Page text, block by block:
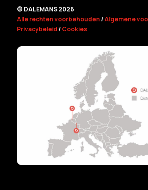
© DALEMANS 2026
Alle rechten voorbehouden/Algemene
Privacybeleid/Cookies